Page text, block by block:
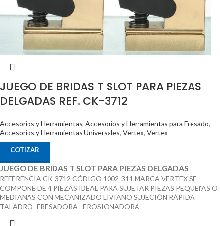
JUEGO DE BRIDAS T SLOT PARA PIEZAS
DELGADAS REF. CK-3712
Accesorios y Herramientas, Accesorios y Herramientas para Fresado,
Accesorios y Herramientas Universales, Vertex, Vertex
COTIZAR
JUEGO DE BRIDAS T SLOT PARA PIEZAS DELGADAS
REFERENCIA CK-3712 CÓDIGO 1002-311 MARCA VERTEX SE
COMPONE DE 4 PIEZAS IDEAL PARA SUJETAR PIEZAS PEQUEí‘AS O
MEDIANAS CON MECANIZADO LIVIANO SUJECIÓN RÁPIDA
TALADRO- FRESADORA - EROSIONADORA